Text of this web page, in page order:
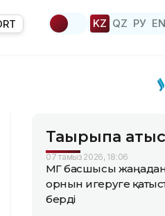
KZ QZ РУ EN
Тақырыпқа
07 тамыз 2026, 18:06
ҚМГ басшысы жаңадан
орнын игеруге
берді